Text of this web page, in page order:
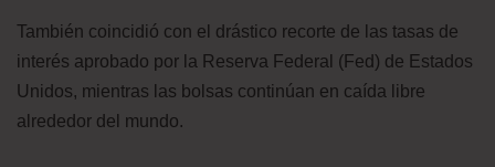
También coincidió con el drástico recorte de las tasas de
interés aprobado por la Reserva Federal (Fed) de Estados
Unidos, mientras las bolsas continúan en caída libre
alrededor del mundo.